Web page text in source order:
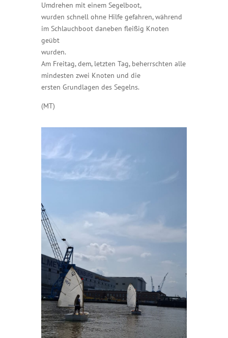
Umdrehen mit einem Segelboot,
wurden schnell ohne Hilfe gefahren, während
im Schlauchboot daneben fleißig Knoten
geübt
wurden.
Am Freitag, dem, letzten Tag, beherrschten alle
mindesten zwei Knoten und die
ersten Grundlagen des Segelns.
(MT)